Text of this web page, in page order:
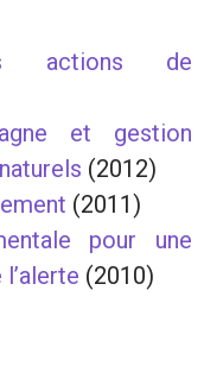
actions de
et gestion
(2012)
(2011)
pour une
(2010)